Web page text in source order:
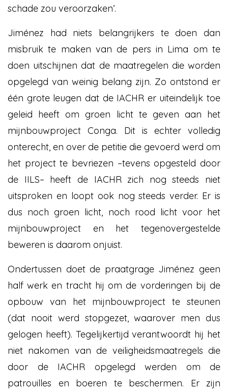
schade zou veroorzaken’.
Jiménez had niets belangrijkers te doen dan
misbruik te maken van de pers in Lima om te
doen uitschijnen dat de maatregelen die worden
opgelegd van weinig belang zijn. Zo ontstond er
één grote leugen dat de IACHR er uiteindelijk toe
geleid heeft om groen licht te geven aan het
mijnbouwproject Conga. Dit is echter volledig
onterecht, en over de petitie die gevoerd werd om
het project te bevriezen –tevens opgesteld door
de IILS– heeft de IACHR zich nog steeds niet
uitsproken en loopt ook nog steeds verder. Er is
dus noch groen licht, noch rood licht voor het
mijnbouwproject en het tegenovergestelde
beweren is daarom onjuist.
Ondertussen doet de praatgrage Jiménez geen
half werk en tracht hij om de vorderingen bij de
opbouw van het mijnbouwproject te steunen
(dat nooit werd stopgezet, waarover men dus
gelogen heeft). Tegelijkertijd verantwoordt hij het
niet nakomen van de veiligheidsmaatregels die
door de IACHR opgelegd werden om de
patrouilles en boeren te beschermen. Er zijn